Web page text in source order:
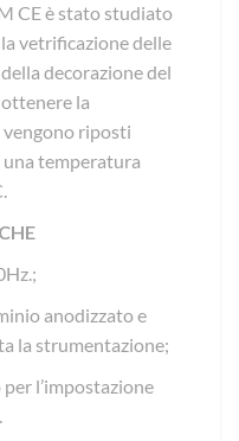
CE è stato studiato
vetrificazione delle
decorazione del
la
riposti
temperatura
anodizzato e
la strumentazione;
l’impostazione